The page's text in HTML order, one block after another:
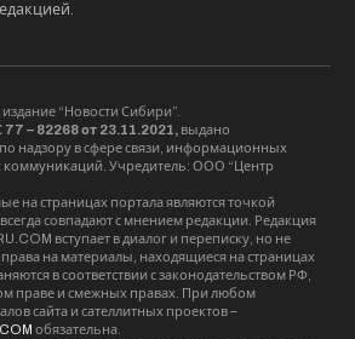
.
“Новости Сибири”.
– 82268 от 23.11.2021, выдано
надзору в сфере связи, информационных
коммуникаций. Учредитель: ООО “Центр
на страницах портала являются точкой
совпадают с мнением редакции. Редакция
вступает в диалог и переписку, но не
права на материалы, находящиеся на страницах
в соответствии с законодательством РФ,
праве и смежных правах. При любом
сайта и сателлитных проектов –
обязательна.